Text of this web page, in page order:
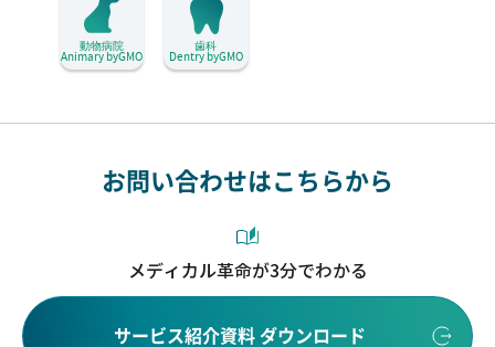
動物病院
Animary byGMO
歯科
Dentry byGMO
お問い合わせはこちらから
メディカル革命が3分でわかる
サービス紹介資料 ダウンロード